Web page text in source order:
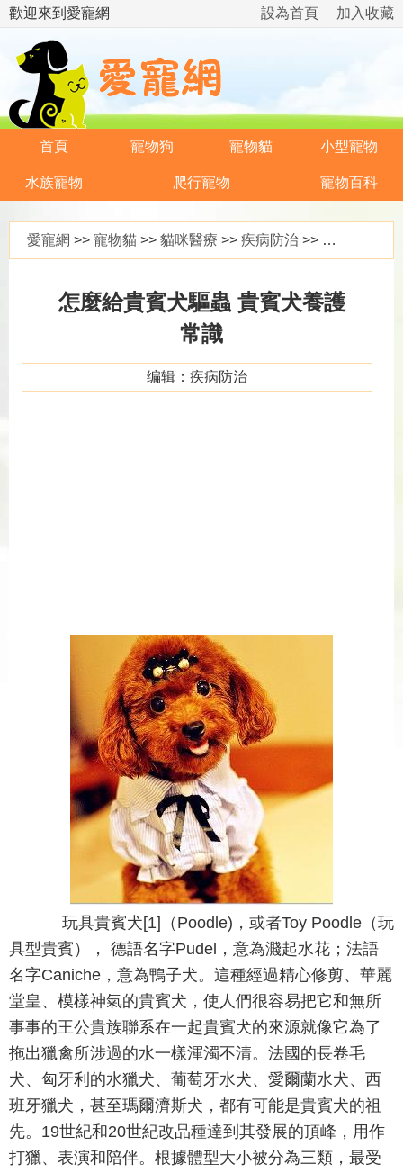
歡迎來到愛寵網 加入收藏
設為首頁
首頁 寵物狗 寵物貓 小型寵物
水族寵物 爬行寵物 寵物百科
愛寵網 >> 寵物貓 >> 貓咪醫療 >> 疾病防治 >> 怎麼給貴賓犬驅蟲 貴賓犬養護常識
怎麼給貴賓犬驅蟲 貴賓犬養護
常識
编辑：疾病防治
玩具貴賓犬[1]（Poodle)，或者Toy Poodle（玩
具型貴賓）， 德語名字Pudel，意為濺起水花；法語
名字Caniche，意為鴨子犬。這種經過精心修剪、華麗
堂皇、模樣神氣的貴賓犬，使人們很容易把它和無所
事事的王公貴族聯系在一起貴賓犬的來源就像它為了
拖出獵禽所涉過的水一樣渾濁不清。法國的長卷毛
犬、匈牙利的水獵犬、葡萄牙水犬、愛爾蘭水犬、西
班牙獵犬，甚至瑪爾濟斯犬，都有可能是貴賓犬的祖
先。19世紀和20世紀改品種達到其發展的頂峰，用作
打獵、表演和陪伴。根據體型大小被分為三類，最受